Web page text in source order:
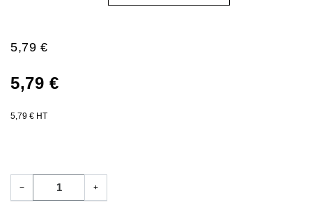
5,79 €
5,79 €
5,79 € HT
− +